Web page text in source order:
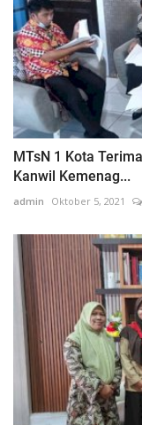
MTsN 1 Kota
Kanwil Kemenag...
admin Oktober 5, 2021